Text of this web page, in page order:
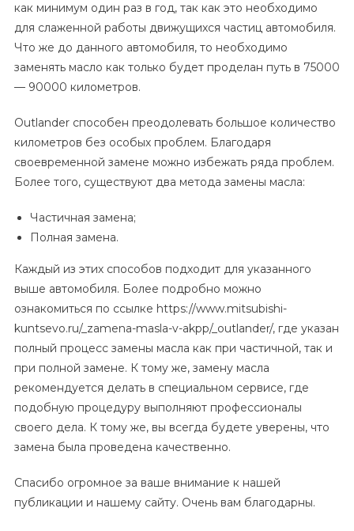
как минимум один раз в год, так как это необходимо
для слаженной работы движущихся частиц автомобиля.
Что же до данного автомобиля, то необходимо
заменять масло как только будет проделан путь в 75000
— 90000 километров.
Outlander способен преодолевать большое количество
километров без особых проблем. Благодаря
своевременной замене можно избежать ряда проблем.
Более того, существуют два метода замены масла:
Частичная замена;
Полная замена.
Каждый из этих способов подходит для указанного
выше автомобиля. Более подробно можно
ознакомиться по ссылке https://www.mitsubishi-
kuntsevo.ru/_zamena-masla-v-akpp/_outlander/, где указан
полный процесс замены масла как при частичной, так и
при полной замене. К тому же, замену масла
рекомендуется делать в специальном сервисе, где
подобную процедуру выполняют профессионалы
своего дела. К тому же, вы всегда будете уверены, что
замена была проведена качественно.
Спасибо огромное за ваше внимание к нашей
публикации и нашему сайту. Очень вам благодарны.